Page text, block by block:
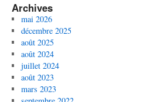
Archives
mai 2026
décembre 2025
août 2025
août 2024
juillet 2024
août 2023
mars 2023